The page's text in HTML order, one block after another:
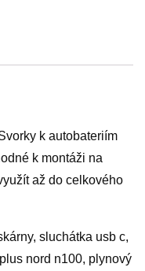
k autobateriím
k montáži na
až do celkového
sluchátka usb c,
nord n100, plynový